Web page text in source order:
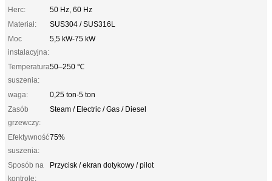
Herc:
50 Hz, 60 Hz
Materiał:
SUS304 / SUS316L
Moc
instalacyjna:
5,5 kW-75 kW
Temperatura
suszenia:
50–250 ℃
waga:
0,25 ton-5 ton
Zasób
grzewczy:
Steam / Electric / Gas / Diesel
Efektywność
suszenia:
75%
Sposób na
kontrolę:
Przycisk / ekran dotykowy / pilot